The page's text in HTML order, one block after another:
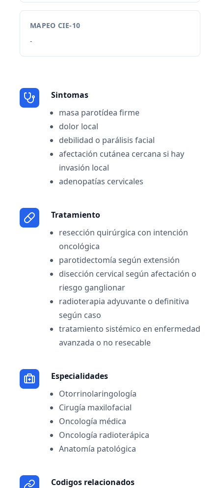
MAPEO CIE-10
-
Sintomas
masa parotídea firme
dolor local
debilidad o parálisis facial
afectación cutánea cercana si hay
invasión local
adenopatías cervicales
Tratamiento
resección quirúrgica con intención
oncológica
parotidectomía según extensión
disección cervical según afectación o
riesgo ganglionar
radioterapia adyuvante o definitiva
según caso
tratamiento sistémico en enfermedad
avanzada o no resecable
Especialidades
Otorrinolaringología
Cirugía maxilofacial
Oncología médica
Oncología radioterápica
Anatomía patológica
Codigos relacionados